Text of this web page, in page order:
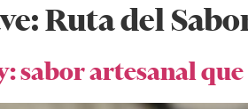
Ruta del
sabor artesanal